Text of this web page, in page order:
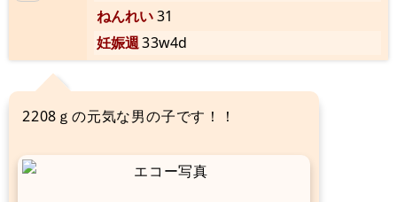
ねんれい31
妊娠週33w4d
2208ｇの元気な男の子です！！